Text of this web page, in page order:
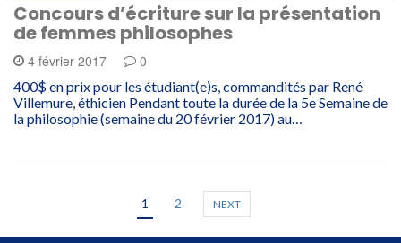
Concours d’écriture sur la présentation
de femmes philosophes
4 février 2017 0
400$ en prix pour les étudiant(e)s, commandités par René
Villemure, éthicien Pendant toute la durée de la 5e Semaine de
la philosophie (semaine du 20 février 2017) au…
1 2 NEXT